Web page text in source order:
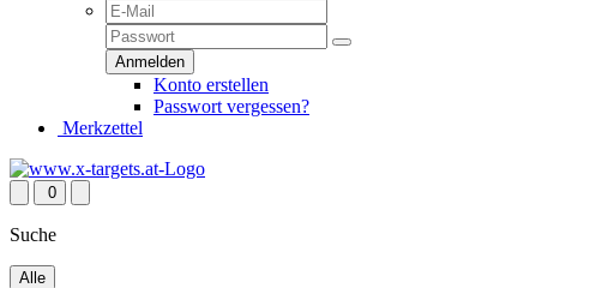
Konto erstellen
Passwort vergessen?
Merkzettel
0
Suche
Alle